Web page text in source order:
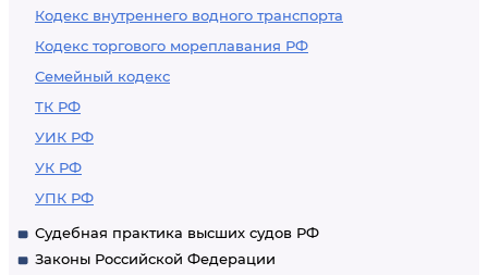
Кодекс внутреннего водного транспорта
Кодекс торгового мореплавания РФ
Семейный кодекс
ТК РФ
УИК РФ
УК РФ
УПК РФ
Судебная практика высших судов РФ
Законы Российской Федерации